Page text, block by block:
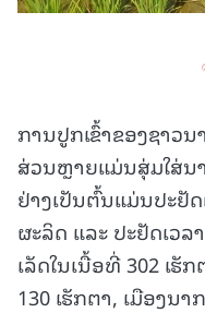
ການປູກເຂົ້າຂອງຊາວນ
ສ່ວນຫຼາຍແມ່ນສຸ່ມໃສ່ນ
ຢ່າງເປັນຕົ້ນແມ່ນປະຢັ
ຜະລິດ ແລະ ປະຢັດເວລ
ເລັດໃນເນື້ອທີ່ 302 ເຮັ
130 ເຮັກຕາ, ເມືອງນາ